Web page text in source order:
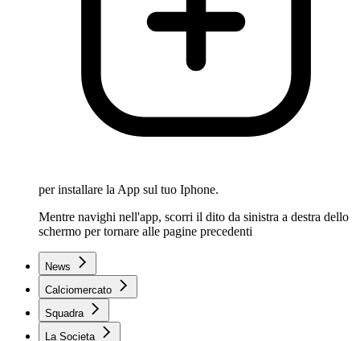
per installare la App sul tuo Iphone.
Mentre navighi nell'app, scorri il dito da sinistra a destra dello
schermo per tornare alle pagine precedenti
News
Calciomercato
Squadra
La Societa